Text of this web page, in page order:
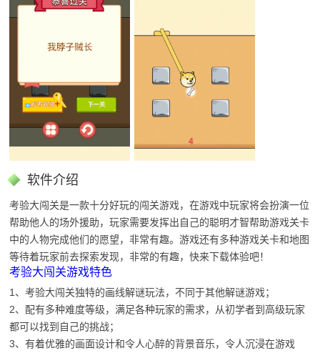
软件介绍
考验大闯关是一款十分好玩的闯关游戏，在游戏中玩家将会扮演一位
帮助他人的场外援助，玩家需要发挥出自己的聪明才智帮助游戏关卡
中的人物完成他们的愿望，非常有趣。游戏还有多种游戏关卡和地图
等待着玩家前去探索发现，非常的有趣，快来下载体验吧！
考验大闯关游戏特色
1、考验大闯关独特的画线解谜玩法，不同于其他解谜游戏；
2、配有多种难度等级，满足各种玩家的需求，从初学者到高级玩家
都可以找到自己的挑战；
3、有着优雅的画面设计和令人心醉的背景音乐，令人沉浸在游戏